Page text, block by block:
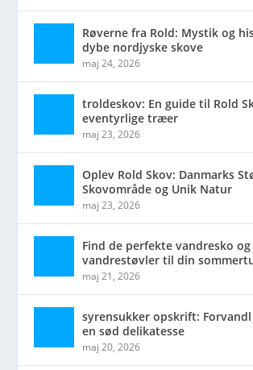
Røverne fra Rold: Mystik og
dybe nordjyske skove
maj 24, 2026
troldeskov: En guide til Rold
eventyrlige træer
maj 23, 2026
Oplev Rold Skov: Danmarks
Skovområde og Unik Natur
maj 23, 2026
Find de perfekte vandresko og
vandrestøvler til din
maj 21, 2026
syrensukker opskrift:
en sød delikatesse
maj 20, 2026